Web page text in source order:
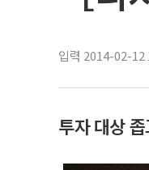
입력 2014-02-12
투자 대상